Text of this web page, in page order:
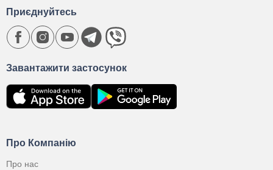
Про Компанію
Про нас
Завантажити застосунок
Приєднуйтесь